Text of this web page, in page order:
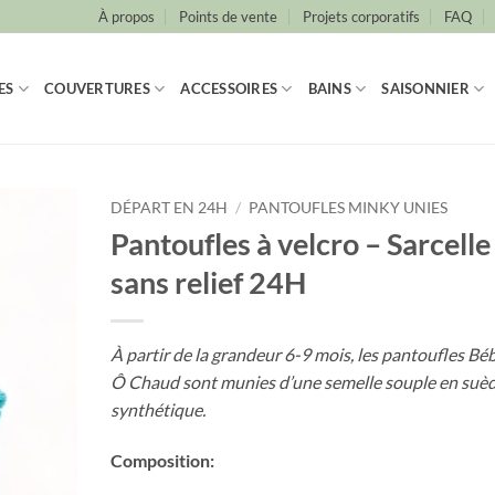
À propos Points de vente Projets corporatifs FAQ
COUVERTURES ACCESSOIRES BAINS SAISONNIER
DÉPART EN 24H / PANTOUFLES MINKY UNIES
Pantoufles à velcro – Sarcelle
sans relief 24H
À partir de la grandeur 6-9 mois, les pantoufles
Ô Chaud sont munies d’une semelle souple en
synthétique.
Composition: